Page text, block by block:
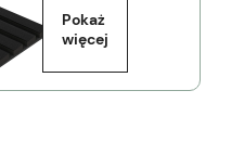
Pokaż
więcej